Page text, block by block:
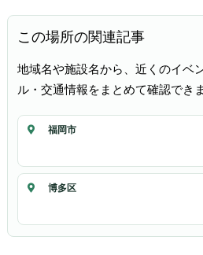
この場所の関連記事
地域名や施設名から、近くのイベ
ル・交通情報をまとめて確認できま
福岡市
博多区